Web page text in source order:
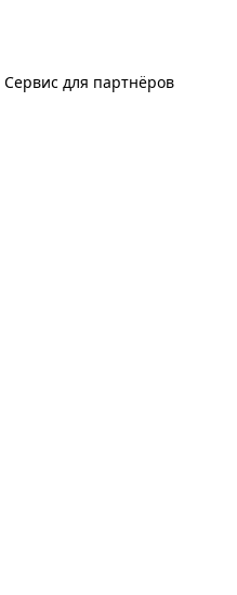
Сервис для партнёров